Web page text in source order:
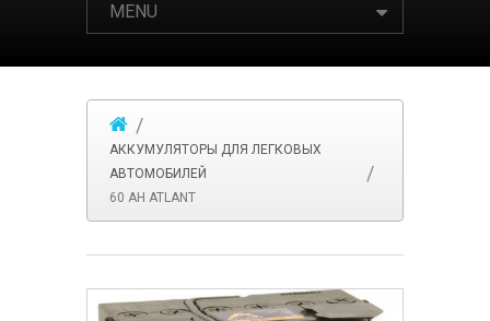
MENU
АККУМУЛЯТОРЫ ДЛЯ ЛЕГКОВЫХ
АВТОМОБИЛЕЙ
60 АH ATLANT